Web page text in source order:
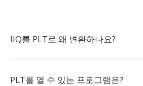
IIQ를 PLT로 왜 변환하나요?
PLT를 열 수 있는 프로그램은?